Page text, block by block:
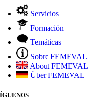
Servicios
Formación
Temáticas
Sobre FEMEVAL
About FEMEVAL
Über FEMEVAL